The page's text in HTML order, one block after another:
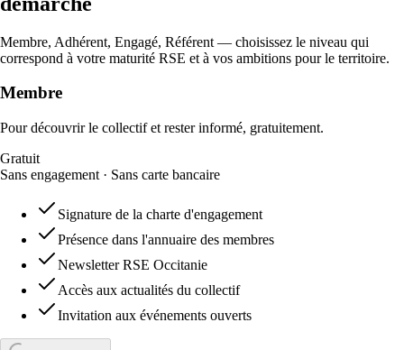
Membre, Adhérent, Engagé, Référent — choisissez le niveau qui
correspond à votre maturité RSE et à vos ambitions pour le territoire.
Membre
Pour découvrir le collectif et rester informé, gratuitement.
Gratuit
Sans engagement · Sans carte bancaire
Signature de la charte d'engagement
Présence dans l'annuaire des membres
Newsletter RSE Occitanie
Accès aux actualités du collectif
Invitation aux événements ouverts